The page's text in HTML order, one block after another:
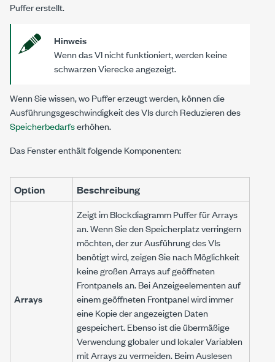
Puffer erstellt.
Hinweis
Wenn das VI nicht funktioniert, werden keine
schwarzen Vierecke angezeigt.
Wenn Sie wissen, wo Puffer erzeugt werden, können die
Ausführungsgeschwindigkeit des VIs durch Reduzieren des
Speicherbedarfserhöhen.
Das Fenster enthält folgende Komponenten:
Option Beschreibung
Arrays
Zeigt im Blockdiagramm Puffer für Arrays
an. Wenn Sie den Speicherplatz verringern
möchten, der zur Ausführung des VIs
benötigt wird, zeigen Sie nach Möglichkeit
keine großen Arrays auf geöffneten
Frontpanels an. Bei Anzeigeelementen auf
einem geöffneten Frontpanel wird immer
eine Kopie der angezeigten Daten
gespeichert. Ebenso ist die übermäßige
Verwendung globaler und lokaler Variablen
mit Arrays zu vermeiden. Beim Auslesen